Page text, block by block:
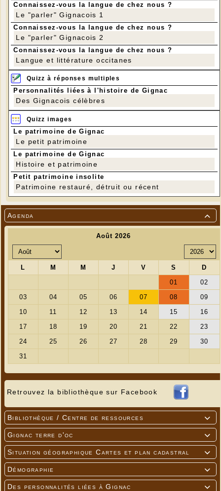

Agenda
Retrouvez la bibliothèque sur Facebook

Bibliothèque / Centre de ressources

Gignac terre d'oc

Situation géographique Cartes et plan cadastral

Démographie

Des personnalités liées à Gignac
Connaissez-vous la langue de chez nous ?
Le "parler" Gignacois 1
Connaissez-vous la langue de chez nous ?
Le "parler" Gignacois 2
Connaissez-vous la langue de chez nous ?
Langue et littérature occitanes
Quizz à réponses multiples
Personnalités liées à l'histoire de Gignac
Des Gignacois célèbres
Quizz images
Le patrimoine de Gignac
Le petit patrimoine
Le patrimoine de Gignac
Histoire et patrimoine
Petit patrimoine insolite
Patrimoine restauré, détruit ou récent